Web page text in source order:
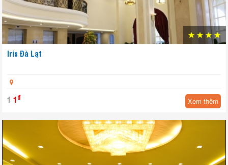
Iris Đà Lạt
11 đ Xem thêm